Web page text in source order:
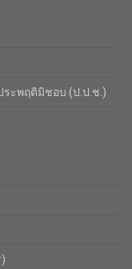
ระพฤติมิชอบ (ป.ป.ช.)